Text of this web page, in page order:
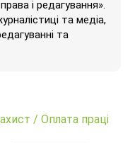
і редагування».
та медіа,
та
/ Оплата праці